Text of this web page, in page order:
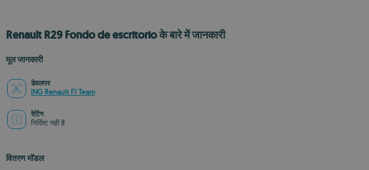
Renault R29 Fondo de escritorio के बारे में जानकारी
मूल जानकारी
डेवलपर
ING Renault F1 Team
रेटिंग
निर्दिष्ट नहीं है
वितरण मॉडल